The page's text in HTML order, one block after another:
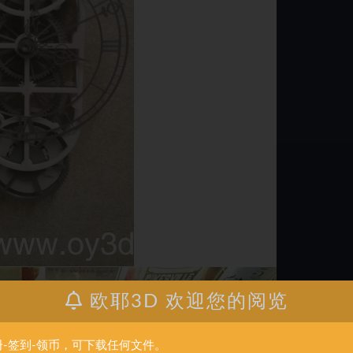
欧耶3D 欢迎您的阅览
-签到-领币，可下载任何文件。